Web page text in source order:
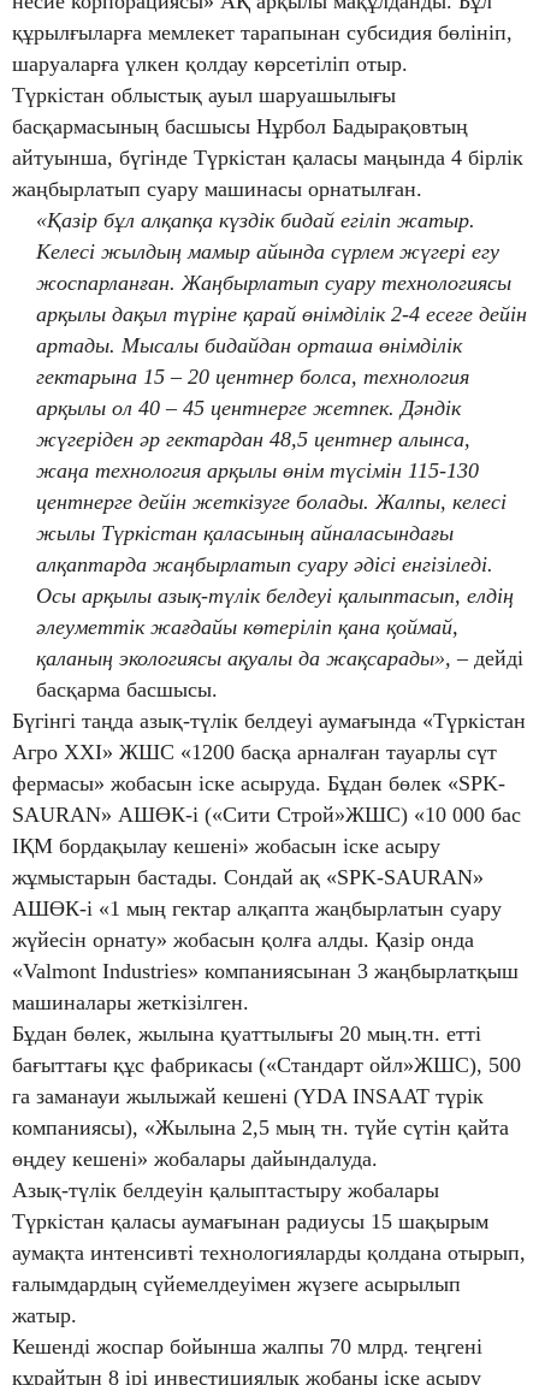
құрылғыларға мемлекет тарапынан субсидия бөлініп,
шаруаларға үлкен қолдау көрсетіліп отыр.
Түркістан облыстық ауыл шаруашылығы
басқармасының басшысы Нұрбол Бадырақовтың
айтуынша, бүгінде Түркістан қаласы маңында 4 бірлік
жаңбырлатып суару машинасы орнатылған.
«Қазір бұл алқапқа күздік бидай егіліп жатыр.
Келесі жылдың мамыр айында сүрлем жүгері егу
жоспарланған. Жаңбырлатып суару технологиясы
арқылы дақыл түріне қарай өнімділік 2-4 есеге дейін
артады. Мысалы бидайдан орташа өнімділік
гектарына 15 – 20 центнер болса, технология
арқылы ол 40 – 45 центнерге жетпек. Дәндік
жүгеріден әр гектардан 48,5 центнер алынса,
жаңа технология арқылы өнім түсімін 115-130
центнерге дейін жеткізуге болады. Жалпы, келесі
жылы Түркістан қаласының айналасындағы
алқаптарда жаңбырлатып суару әдісі енгізіледі.
Осы арқылы азық-түлік белдеуі қалыптасып, елдің
әлеуметтік жағдайы көтеріліп қана қоймай,
қаланың экологиясы ақуалы да жақсарады», – дейді
басқарма басшысы.
Бүгінгі таңда азық-түлік белдеуі аумағында «Түркістан
Агро ХХI» ЖШС «1200 басқа арналған тауарлы сүт
фермасы» жобасын іске асыруда. Бұдан бөлек «SPK-
SAURAN» АШӨК-і («Сити Строй»ЖШС) «10 000 бас
ІҚМ бордақылау кешені» жобасын іске асыру
жұмыстарын бастады. Сондай ақ «SPK-SAURAN»
АШӨК-і «1 мың гектар алқапта жаңбырлатын суару
жүйесін орнату» жобасын қолға алды. Қазір онда
«Valmont Industries» компаниясынан 3 жаңбырлатқыш
машиналары жеткізілген.
Бұдан бөлек, жылына қуаттылығы 20 мың.тн. етті
бағыттағы құс фабрикасы («Стандарт ойл»ЖШС), 500
га заманауи жылыжай кешені (YDA INSAAT түрік
компаниясы), «Жылына 2,5 мың тн. түйе сүтін қайта
өңдеу кешені» жобалары дайындалуда.
Азық-түлік белдеуін қалыптастыру жобалары
Түркістан қаласы аумағынан радиусы 15 шақырым
аумақта интенсивті технологияларды қолдана отырып,
ғалымдардың сүйемелдеуімен жүзеге асырылып
жатыр.
Кешенді жоспар бойынша жалпы 70 млрд. теңгені
құрайтын 8 ірі инвестициялық жобаны іске асыру